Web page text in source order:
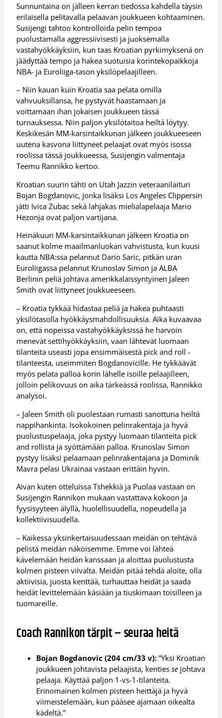
Sunnuntaina on jälleen kerran tiedossa kahdella täysin
erilaisella pelitavalla pelaavan joukkueen kohtaaminen.
Susijengi tahtoo kontrolloida pelin tempoa
puolustamalla aggressiivisesti ja juoksemalla
vastahyökkäyksiin, kun taas Kroatian pyrkimyksenä on
jäädyttää tempo ja hakea suotuisia korintekopaikkoja
NBA- ja Euroliiga-tason yksilöpelaajilleen.
– Niin kauan kuin Kroatia saa pelata omilla
vahvuuksillansa, he pystyvät haastamaan ja
voittamaan ihan jokaisen joukkueen tässä
turnauksessa. Niin paljon yksilötaitoa heiltä löytyy.
Keskikesän MM-karsintaikkunan jälkeen joukkueeseen
uutena kasvona liittyneet pelaajat ovat myös isossa
roolissa tässä joukkueessa, Susijengin valmentaja
Teemu Rannikko kertoo.
Kroatian suurin tähti on Utah Jazzin veteraanilaituri
Bojan Bogdanovic, jonka lisäksi Los Angeles Clippersin
jätti Ivica Zubac sekä lahjakas mielialapelaaja Mario
Hezonja ovat paljon vartijana.
Heinäkuun MM-karsintaikkunan jälkeen Kroatia on
saanut kolme maailmanluokan vahvistusta, kun kuusi
kautta NBA:ssa pelannut Dario Saric, pitkän uran
Euroliigassa pelannut Krunoslav Simon ja ALBA
Berlinin peliä johtava amerikkalaissyntyinen Jaleen
Smith ovat liittyneet joukkueeseen.
– Kroatia tykkää hidastaa peliä ja hakea puhtaasti
yksilötasolla hyökkäysmahdollisuuksia. Aika kuvaavaa
on, että nopeissa vastahyökkäyksissä he harvoin
menevät settihyökkäyksiin, vaan lähtevät luomaan
tilanteita useasti jopa ensimmäisestä pick and roll -
tilanteesta, useimmiten Bogdanovicille. He tykkäävät
myös pelata palloa korin lähelle isoille pelaajilleen,
jolloin pelikovuus on aika tärkeässä roolissa, Rannikko
analysoi.
– Jaleen Smith oli puolestaan rumasti sanottuna heiltä
nappihankinta. Isokokoinen pelinrakentaja ja hyvä
puolustuspelaaja, joka pystyy luomaan tilanteita pick
and rollista ja syöttämään palloa. Krunoslav Simon
pystyy lisäksi pelaamaan pelinrakentajana ja Dominik
Mavra pelasi Ukrainaa vastaan erittäin hyvin.
Aivan kuten otteluissa Tshekkiä ja Puolaa vastaan on
Susijengin Rannikon mukaan vastattava kokoon ja
fyysisyyteen älyllä, huolellisuudella, nopeudella ja
kollektiivisuudella.
– Kaikessa yksinkertaisuudessaan meidän on tehtävä
pelistä meidän näköisemme. Emme voi lähteä
kävelemään heidän kanssaan ja aloittaa puolustusta
kolmen pisteen viivalta. Meidän pitää tehdä aloite, olla
aktiivisia, juosta kenttää, turhauttaa heidät ja saada
heidät levittelemään käsiään ja tiuskimaan toisilleen ja
tuomareille.
Coach Rannikon tärpit – seuraa heitä
Bojan Bogdanovic (204 cm/33 v): ”Yksi Kroatian
joukkueen johtavista pelaajista, kentiesse johtava
pelaaja. Käyttää paljon 1-vs-1-tilanteita.
Erinomainen kolmen pisteen heittäjä ja hyvä
viimeistelemään, kun pääsee ajamaan oikealta
kädeltä.”